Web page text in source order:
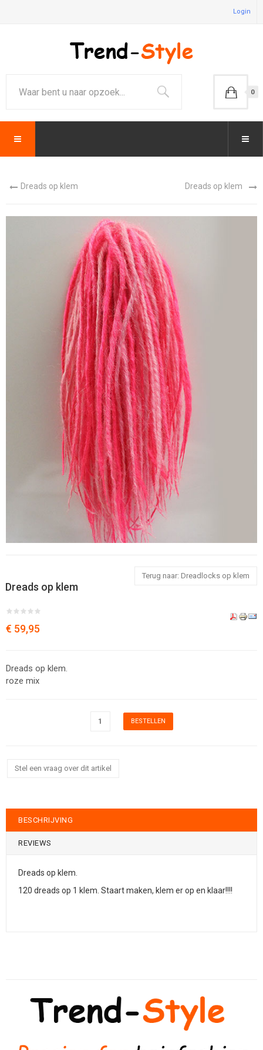
Login
0
Dreads op klem Dreads op klem
Terug naar: Dreadlocks op klem
Dreads op klem
€ 59,95
Dreads op klem.
roze mix
Stel een vraag over dit artikel
BESCHRIJVING
REVIEWS
Dreads op klem.
120 dreads op 1 klem. Staart maken, klem er op en klaar!!!!